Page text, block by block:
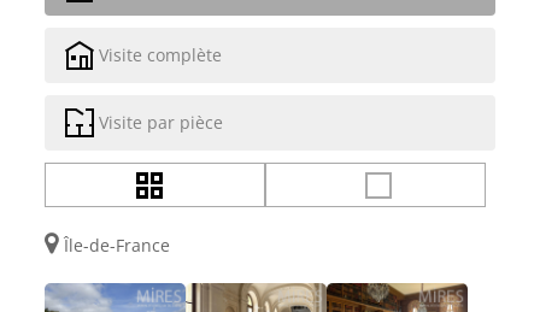
Visite complète
Visite par pièce
Île-de-France